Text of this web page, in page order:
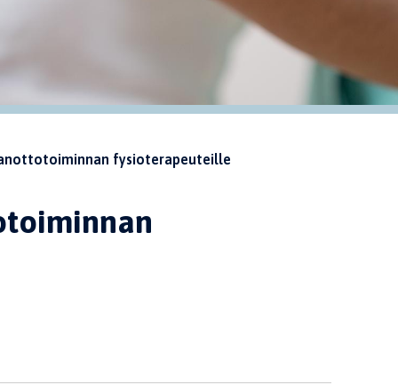
fysioterapeuteille